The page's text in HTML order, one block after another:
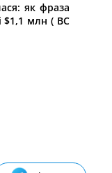
як фраза
$1,1 млн ( ВС